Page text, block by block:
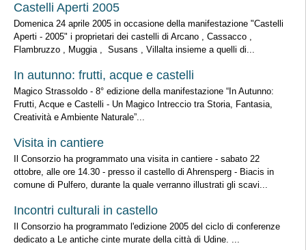
Castelli Aperti 2005
Domenica 24 aprile 2005 in occasione della manifestazione "Castelli
Aperti - 2005" i proprietari dei castelli di Arcano , Cassacco ,
Flambruzzo , Muggia , Susans , Villalta insieme a quelli di...
In autunno: frutti, acque e castelli
Magico Strassoldo - 8° edizione della manifestazione “In Autunno:
Frutti, Acque e Castelli - Un Magico Intreccio tra Storia, Fantasia,
Creatività e Ambiente Naturale”...
Visita in cantiere
Il Consorzio ha programmato una visita in cantiere - sabato 22
ottobre, alle ore 14.30 - presso il castello di Ahrensperg - Biacis in
comune di Pulfero, durante la quale verranno illustrati gli scavi...
Incontri culturali in castello
Il Consorzio ha programmato l'edizione 2005 del ciclo di conferenze
dedicato a Le antiche cinte murate della città di Udine. ...